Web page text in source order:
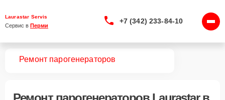
Laurastar Servis
Сервис в Перми
+7 (342) 233-84-10
Ремонт парогенераторов